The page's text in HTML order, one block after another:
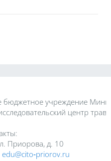
бюджетное учреждение
центр
Приорова, д. 10
edu@cito‑priorov.ru